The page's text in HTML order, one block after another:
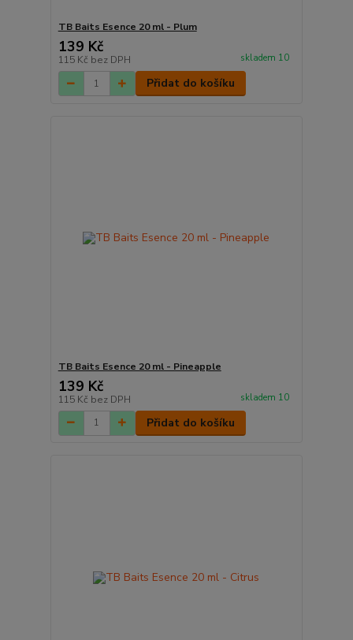
TB Baits Esence 20 ml - Plum
139 Kč
115 Kč bez DPH skladem 10
Přidat do košíku
TB Baits Esence 20 ml - Pineapple
139 Kč
115 Kč bez DPH skladem 10
Přidat do košíku